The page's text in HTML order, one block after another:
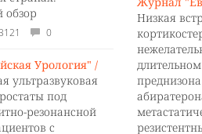
обзор
0
Урология" /
ультразвуковая
под
резонансной
с
Низкая